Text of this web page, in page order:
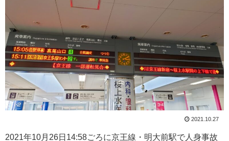
2021.10.27
2021年10月26日14:58ごろに京王線・明大前駅で人身事故